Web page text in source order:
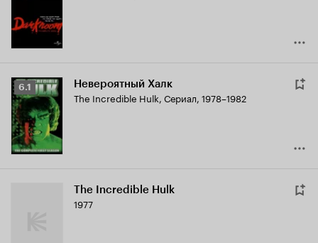
Рейтинг
Кинопоиска
6.1
6.1 Невероятный Халк
The Incredible Hulk, Сериал, 1978–1982
The Incredible Hulk
1977